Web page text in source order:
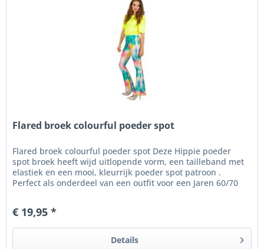
Flared broek colourful poeder spot
Flared broek colourful poeder spot Deze Hippie poeder
spot broek heeft wijd uitlopende vorm, een tailleband met
elastiek en een mooi, kleurrijk poeder spot patroon .
Perfect als onderdeel van een outfit voor een Jaren 60/70
€ 19,95 *
Details